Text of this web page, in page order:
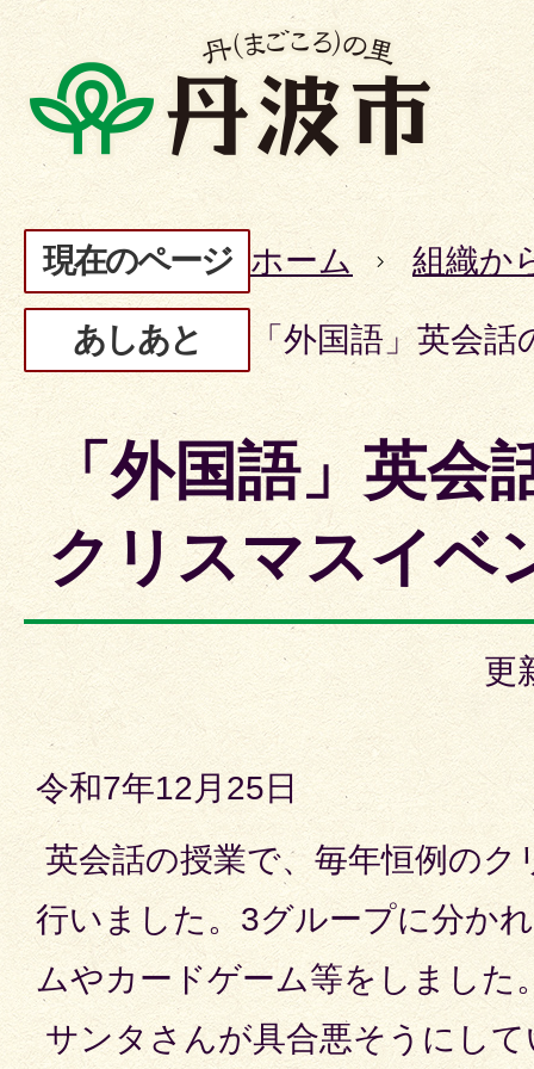
現在のページ ホーム 組織か
あしあと 「外国語」英会
「外国語」英会
クリスマスイベ
更
令和7年12月25日
英会話の授業で、毎年恒例の
行いました。3グループに分か
ムやカードゲーム等をしました
サンタさんが具合悪そうにし